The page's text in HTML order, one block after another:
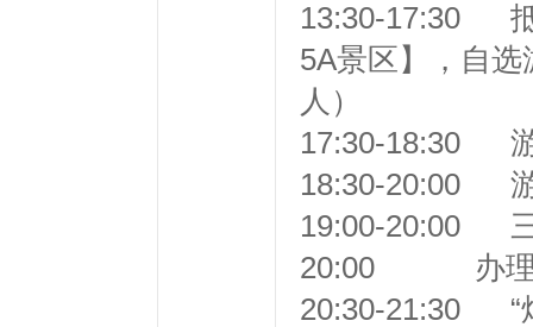
13:30-17:30 抵
5A景区】，自
人）
17:30-18:30
18:30-20:00 游
19:00-20:00
20:00 办理
20:30-21:30 “